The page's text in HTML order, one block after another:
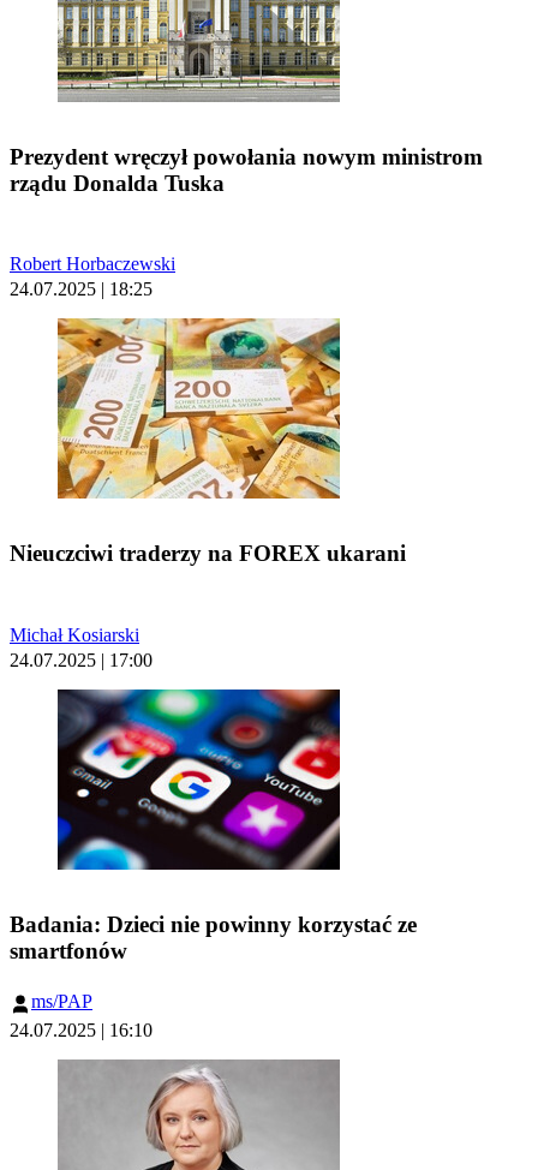
Prezydent wręczył powołania nowym ministrom
rządu Donalda Tuska
Robert Horbaczewski
24.07.2025 | 18:25
Nieuczciwi traderzy na FOREX ukarani
Michał Kosiarski
24.07.2025 | 17:00
Badania: Dzieci nie powinny korzystać ze
smartfonów
ms/PAP
24.07.2025 | 16:10